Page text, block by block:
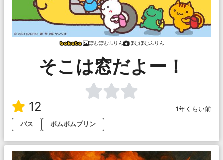
ぽむぽむふりん ぽむぽむふりん
そこは窓だよー！
12
1年くらい前
バス
ポムポムプリン